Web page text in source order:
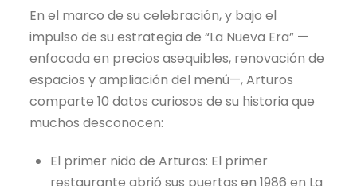
En el marco de su celebración, y bajo el
impulso de su estrategia de “La Nueva Era” —
enfocada en precios asequibles, renovación de
espacios y ampliación del menú—, Arturos
comparte 10 datos curiosos de su historia que
muchos desconocen:
El primer nido de Arturos: El primer
restaurante abrió sus puertas en 1986 en La